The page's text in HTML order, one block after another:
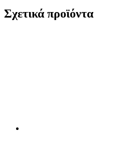
Σχετικά προϊόντα